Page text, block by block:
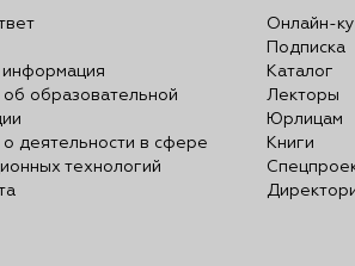
информация
образовательной
деятельности в сфере
технологий
Онлайн-
Подписка
Каталог
Лекторы
Юрлицам
Книги